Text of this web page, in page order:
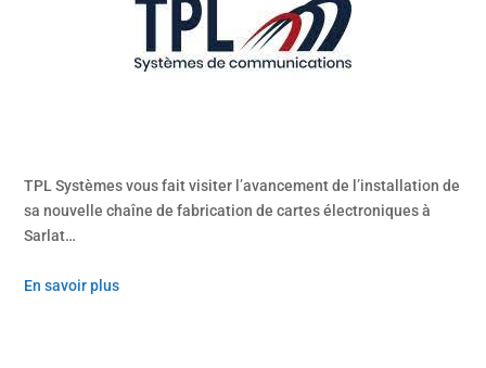
TPL Systèmes vous fait visiter l’avancement de l’installation de
sa nouvelle chaîne de fabrication de cartes électroniques à
Sarlat…
En savoir plus